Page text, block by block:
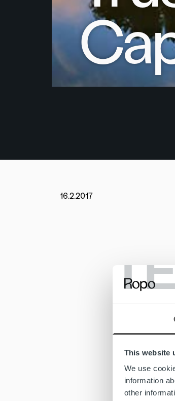
This website
We use
information
other
16.2.2017